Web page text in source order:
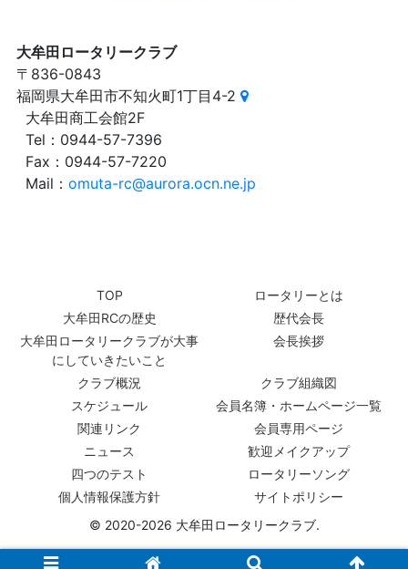
大牟田ロータリークラブ
〒836-0843
福岡県大牟田市不知火町1丁目4-2
大牟田商工会館2F
Tel：0944-57-7396
Fax：0944-57-7220
Mail：omuta-rc@aurora.ocn.ne.jp
TOP
ロータリーとは
大牟田RCの歴史
歴代会長
大牟田ロータリークラブが大事
にしていきたいこと
会長挨拶
クラブ概況
クラブ組織図
スケジュール
会員名簿・ホームページ一覧
関連リンク
会員専用ページ
ニュース
歓迎メイクアップ
四つのテスト
ロータリーソング
個人情報保護方針
サイトポリシー
© 2020-2026 大牟田ロータリークラブ.